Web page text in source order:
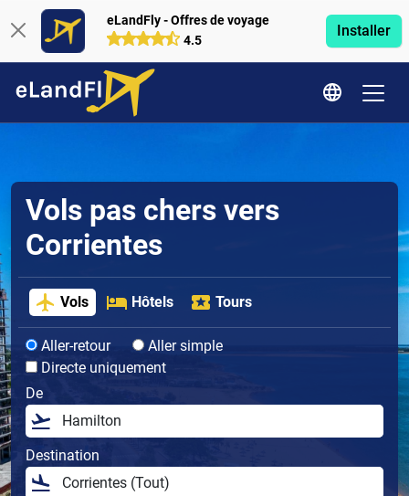
eLandFly - Offres de voyage
4.5
Installer
Vols pas chers vers
Corrientes
Vols Hôtels Tours
Aller-retour
Aller simple
Directe uniquement
De
Destination